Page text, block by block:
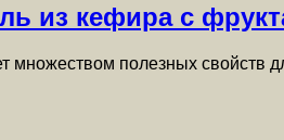
из кефира с
полезных свойств